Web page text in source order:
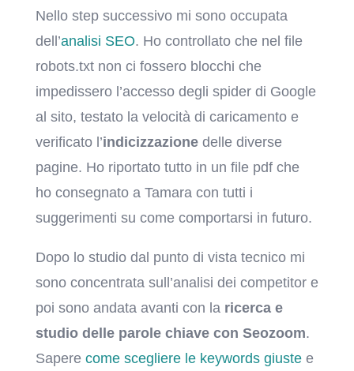
Nello step successivo mi sono occupata
dell’analisi SEO. Ho controllato che nel file
robots.txt non ci fossero blocchi che
impedissero l’accesso degli spider di Google
al sito, testato la velocità di caricamento e
verificato l’indicizzazionedelle diverse
pagine. Ho riportato tutto in un file pdf che
ho consegnato a Tamara con tutti i
suggerimenti su come comportarsi in futuro.
Dopo lo studio dal punto di vista tecnico mi
sono concentrata sull’analisi dei competitor e
poi sono andata avanti con la ricerca e
studio delle parole chiave con Seozoom.
Sapere come scegliere le keywords giustee